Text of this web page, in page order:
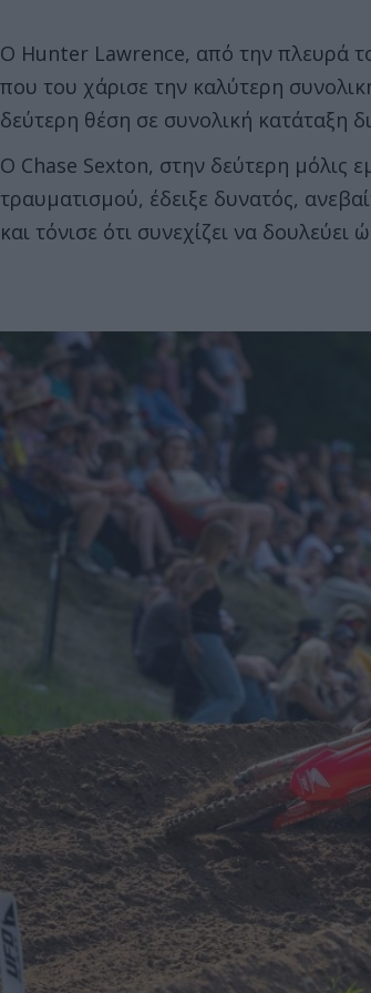
Ο Hunter Lawrence, από την πλευρά
που του χάρισε την καλύτερη
δεύτερη θέση σε συνολική κατάταξη
Ο Chase Sexton, στην δεύτερη μόλις
τραυματισμού, έδειξε δυνατός,
και τόνισε ότι συνεχίζει να